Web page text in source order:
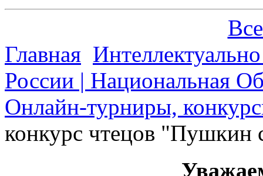
Главная
России | Национальная
Онлайн-турниры,
конкурс чтецов "Пушкин